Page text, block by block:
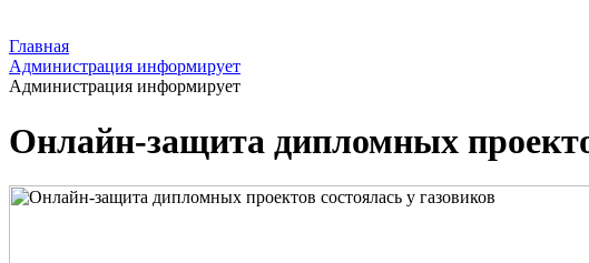
Главная
Администрация информирует
Администрация информирует
Онлайн-защита дипломных